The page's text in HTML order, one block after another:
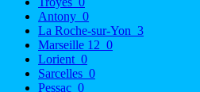
Antony 0
La Roche-sur-Yon 3
Marseille 12 0
Lorient 0
Sarcelles 0
Pessac 0